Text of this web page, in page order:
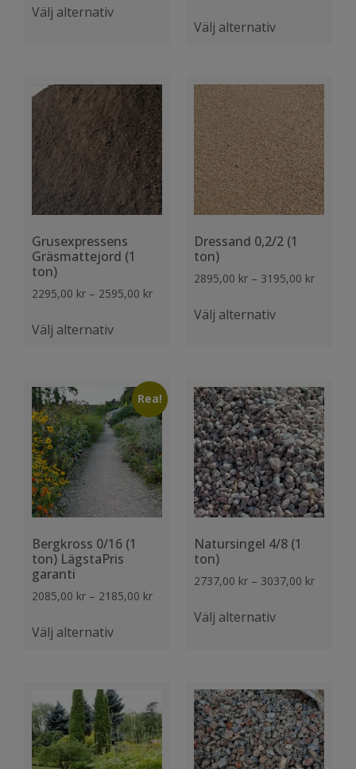
Välj alternativ
Välj alternativ
Grusexpressens
Gräsmattejord (1
ton)
2295,00 kr – 2595,00 kr
Välj alternativ
Dressand 0,2/2 (1
ton)
2895,00 kr – 3195,00 kr
Välj alternativ
Rea!
Bergkross 0/16 (1
ton) LägstaPris
garanti
2085,00 kr – 2185,00 kr
Välj alternativ
Natursingel 4/8 (1
ton)
2737,00 kr – 3037,00 kr
Välj alternativ